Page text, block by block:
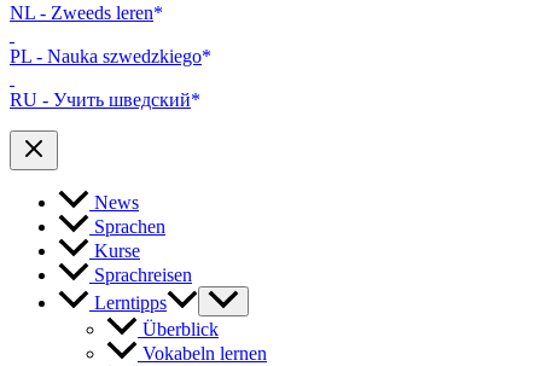
NL - Zweeds leren
PL - Nauka szwedzkiego
RU - Учить шведский
News
Sprachen
Kurse
Sprachreisen
Lerntipps
Überblick
Vokabeln lernen